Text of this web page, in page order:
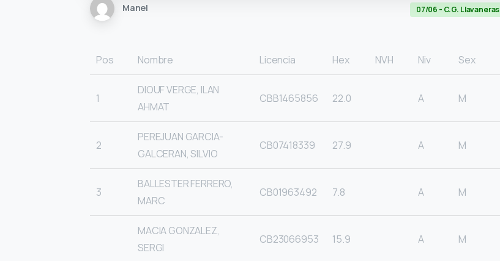
Manel 07/06 - C.G. Llavaneras
Pos Nombre Licencia Hex NVH Niv Sex
1
DIOUF VERGE, ILAN
AHMAT
CBB1465856 22.0 A M
2
PEREJUAN GARCIA-
GALCERAN, SILVIO
CB07418339 27.9 A M
3
BALLESTER FERRERO,
MARC
CB01963492 7.8 A M
MACIA GONZALEZ,
SERGI
CB23066953 15.9 A M